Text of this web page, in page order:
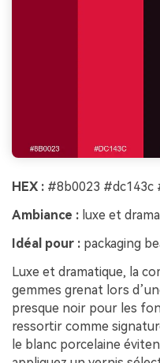
HEX : #8b0023
Ambiance : luxe et
Idéal pour : packaging
Luxe et dramatique, la
gemmes grenat lors
presque noir pour les
ressortir comme
le blanc porcelaine